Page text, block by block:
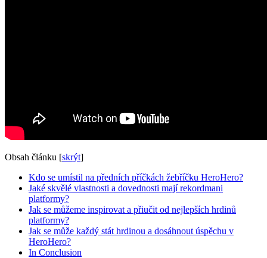
Obsah článku [skrýt]
Kdo se umístil na předních příčkách žebříčku HeroHero?
Jaké skvělé vlastnosti a dovednosti mají rekordmani
platformy?
Jak se můžeme inspirovat a přiučit od nejlepších hrdinů
platformy?
Jak se může každý stát hrdinou a dosáhnout úspěchu v
HeroHero?
In Conclusion